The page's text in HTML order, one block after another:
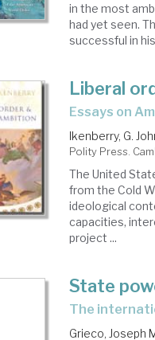
in the most
had yet seen.
successful in
Liberal
essays on
Ikenberry, G.
Polity Press.
The United
from the Cold
ideological
capacities,
project ...
State
the
Grieco, Joseph